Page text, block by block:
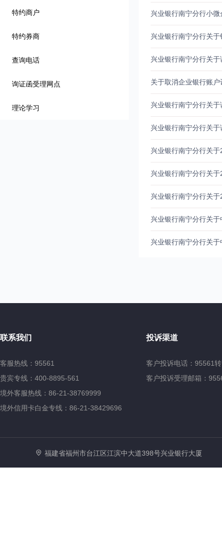
特约商户
特约券商
查询电话
询证函受理网点
理论学习
兴业银行南宁分行小
兴业银行南宁分行关
兴业银行南宁分行关
关于取消企业银行账
兴业银行南宁分行关
兴业银行南宁分行关
兴业银行南宁分行关
兴业银行南宁分行关
兴业银行南宁分行关
兴业银行南宁分行关
兴业银行南宁分行关
联系我们
客服热线：95561
贵宾专线：400-8895-561
境外客服热线：86-21-38769999
境外信用卡白金专线：86-21-38429696
投诉渠道
客户投诉电话：95561
客户投诉受理邮箱：
福建省福州市台江区江滨中大道398号兴业银行大厦